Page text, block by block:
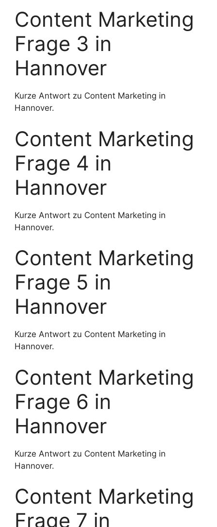
Content Marketing
Frage 3 in
Hannover
Kurze Antwort zu Content Marketing in
Hannover.
Content Marketing
Frage 4 in
Hannover
Kurze Antwort zu Content Marketing in
Hannover.
Content Marketing
Frage 5 in
Hannover
Kurze Antwort zu Content Marketing in
Hannover.
Content Marketing
Frage 6 in
Hannover
Kurze Antwort zu Content Marketing in
Hannover.
Content Marketing
Frage 7 in